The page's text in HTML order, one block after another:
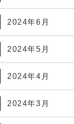
2024年6月
2024年5月
2024年4月
2024年3月